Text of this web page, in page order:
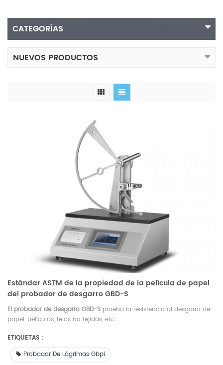
CATEGORÍAS
NUEVOS PRODUCTOS
Estándar ASTM de la propiedad de la película de papel
del probador de desgarro GBD-S
El probador de desgarro GBD-S prueba la resistencia al desgarro de
papel, películas, telas no tejidas, etc.
ETIQUETAS :
Probador De Lágrimas Gbpi